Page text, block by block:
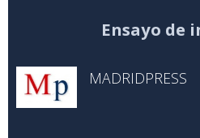
Ensayo de
MADRIDPRESS